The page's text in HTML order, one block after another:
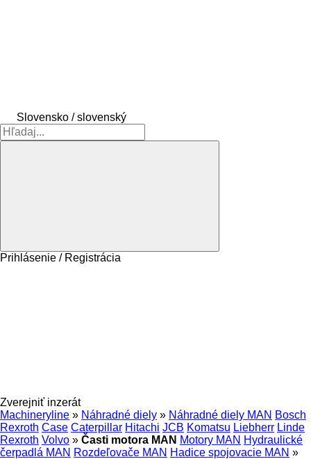
Slovensko / slovenský
Prihlásenie / Registrácia
Zverejniť inzerát
Machineryline » Náhradné diely » Náhradné diely MAN Bosch
Rexroth Case Caterpillar Hitachi JCB Komatsu Liebherr Linde
Rexroth Volvo » Časti motora MAN Motory MAN Hydraulické
čerpadlá MAN Rozdeľovače MAN Hadice spojovacie MAN »